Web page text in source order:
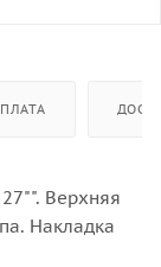
Верхняя
Накладка